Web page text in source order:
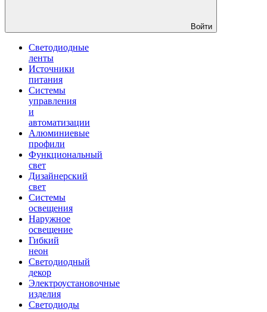
Войти
Светодиодные
ленты
Источники
питания
Системы
управления
и
автоматизации
Алюминиевые
профили
Функциональный
свет
Дизайнерский
свет
Системы
освещения
Наружное
освещение
Гибкий
неон
Светодиодный
декор
Электроустановочные
изделия
Светодиоды